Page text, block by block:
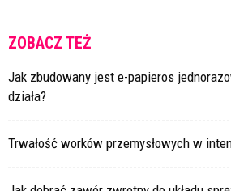
ZOBACZ TEŻ
Jak zbudowany jest e-papieros
działa?
Trwałość worków przemysłowych w